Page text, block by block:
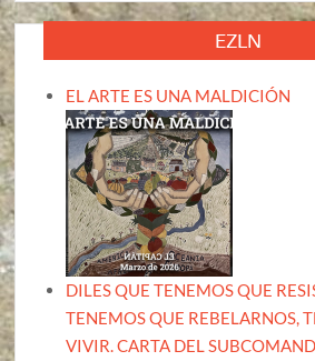
EZLN
EL ARTE ES UNA MALDICIÓN
DILES QUE TENEMOS QUE
TENEMOS QUE REBELARNOS,
VIVIR. CARTA DEL